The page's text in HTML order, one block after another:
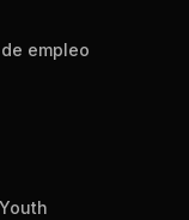
empleo